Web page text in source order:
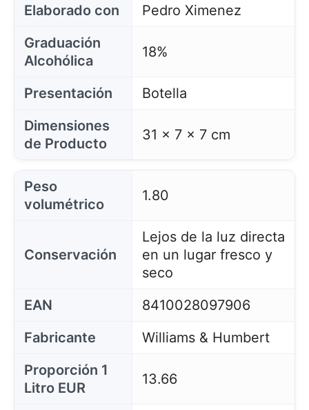
Elaborado con
Pedro Ximenez
Graduación
Alcohólica
18%
Presentación
Botella
Dimensiones
de Producto
31 x 7 x 7 cm
Peso
volumétrico
1.80
Conservación
Lejos de la luz directa
en un lugar fresco y
seco
EAN
8410028097906
Fabricante
Williams & Humbert
Proporción 1
Litro EUR
13.66